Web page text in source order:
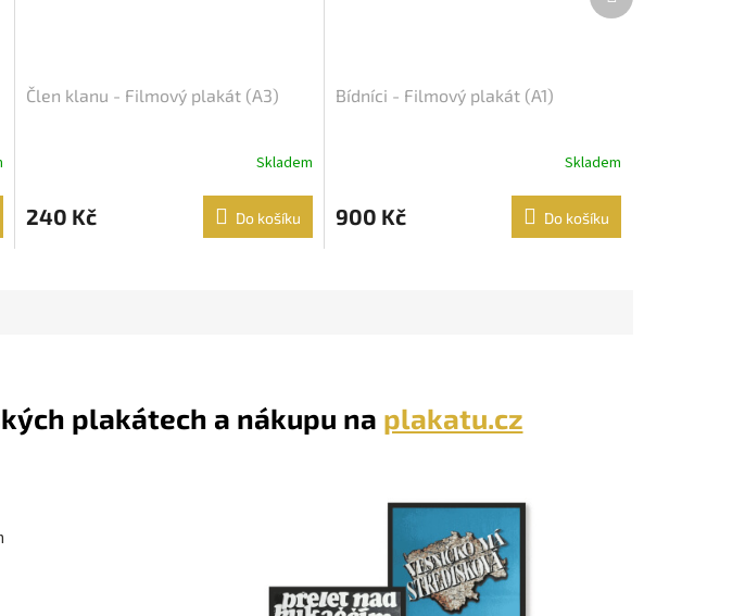
Člen klanu - Filmový plakát (A3)
Skladem
240 Kč Do košíku
Bídníci - Filmový plakát (A1)
Skladem
900 Kč Do košíku
plakátech a nákupu na plakatu.cz